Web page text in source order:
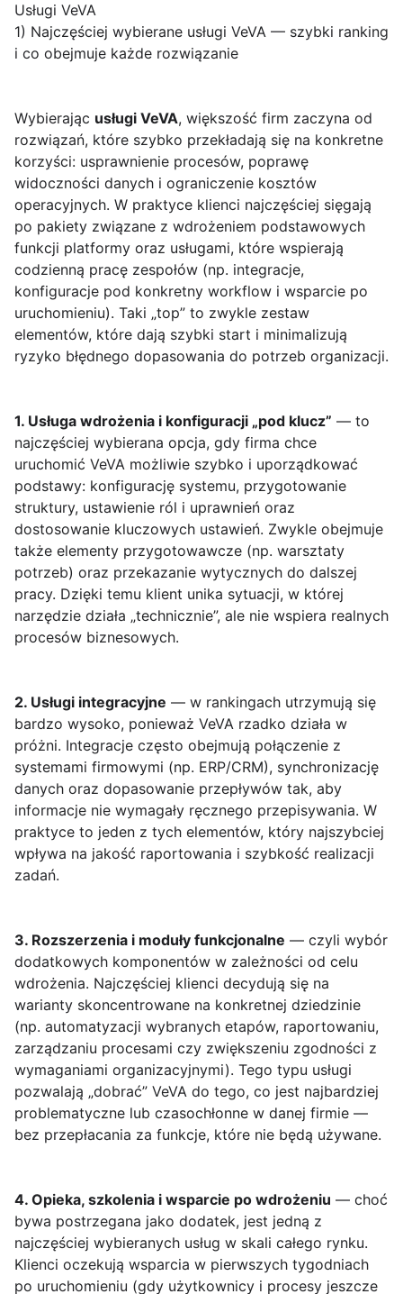
Usługi VeVA
1) Najczęściej wybierane usługi VeVA — szybki ranking
i co obejmuje każde rozwiązanie
Wybierając usługi VeVA, większość firm zaczyna od
rozwiązań, które szybko przekładają się na konkretne
korzyści: usprawnienie procesów, poprawę
widoczności danych i ograniczenie kosztów
operacyjnych. W praktyce klienci najczęściej sięgają
po pakiety związane z wdrożeniem podstawowych
funkcji platformy oraz usługami, które wspierają
codzienną pracę zespołów (np. integracje,
konfiguracje pod konkretny workflow i wsparcie po
uruchomieniu). Taki „top” to zwykle zestaw
elementów, które dają szybki start i minimalizują
ryzyko błędnego dopasowania do potrzeb organizacji.
1. Usługa wdrożenia i konfiguracji „pod klucz” — to
najczęściej wybierana opcja, gdy firma chce
uruchomić VeVA możliwie szybko i uporządkować
podstawy: konfigurację systemu, przygotowanie
struktury, ustawienie ról i uprawnień oraz
dostosowanie kluczowych ustawień. Zwykle obejmuje
także elementy przygotowawcze (np. warsztaty
potrzeb) oraz przekazanie wytycznych do dalszej
pracy. Dzięki temu klient unika sytuacji, w której
narzędzie działa „technicznie”, ale nie wspiera realnych
procesów biznesowych.
2. Usługi integracyjne — w rankingach utrzymują się
bardzo wysoko, ponieważ VeVA rzadko działa w
próżni. Integracje często obejmują połączenie z
systemami firmowymi (np. ERP/CRM), synchronizację
danych oraz dopasowanie przepływów tak, aby
informacje nie wymagały ręcznego przepisywania. W
praktyce to jeden z tych elementów, który najszybciej
wpływa na jakość raportowania i szybkość realizacji
zadań.
3. Rozszerzenia i moduły funkcjonalne — czyli wybór
dodatkowych komponentów w zależności od celu
wdrożenia. Najczęściej klienci decydują się na
warianty skoncentrowane na konkretnej dziedzinie
(np. automatyzacji wybranych etapów, raportowaniu,
zarządzaniu procesami czy zwiększeniu zgodności z
wymaganiami organizacyjnymi). Tego typu usługi
pozwalają „dobrać” VeVA do tego, co jest najbardziej
problematyczne lub czasochłonne w danej firmie —
bez przepłacania za funkcje, które nie będą używane.
4. Opieka, szkolenia i wsparcie po wdrożeniu — choć
bywa postrzegana jako dodatek, jest jedną z
najczęściej wybieranych usług w skali całego rynku.
Klienci oczekują wsparcia w pierwszych tygodniach
po uruchomieniu (gdy użytkownicy i procesy jeszcze